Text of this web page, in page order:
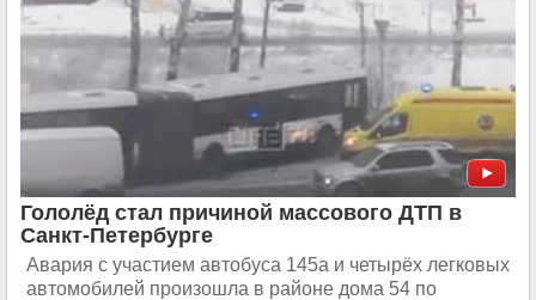
Гололёд стал причиной массового ДТП в
Санкт-Петербурге
Авария с участием автобуса 145а и четырёх легковых
автомобилей произошла в районе дома 54 по